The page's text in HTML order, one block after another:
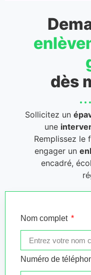
dès
Sollicitez un
une
Remplissez le
engager un
encadré,
Nom complet
Numéro de